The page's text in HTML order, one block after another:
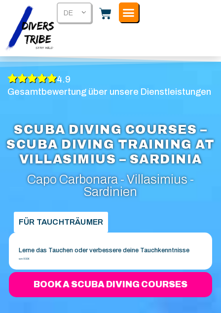
DE
4.9
Gesamtbewertung über unsere Dienstleistungen
SCUBA DIVING COURSES –
SCUBA DIVING TRAINING AT
VILLASIMIUS – SARDINIA
Capo Carbonara - Villasimius -
Sardinien
FÜR TAUCHTRÄUMER
Lerne das Tauchen oder verbessere deine Tauchkenntnisse
von: 500€
BOOK A SCUBA DIVING COURSES